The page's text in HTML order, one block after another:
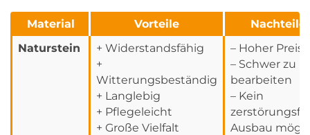
Material Vorteile
Nachteile
Naturstein
+ Widerstandsfähig
+
Witterungsbeständig
+ Langlebig
+ Pflegeleicht
+ Große Vielfalt
– Hoher Preis
– Schwer zu
bearbeiten
– Kein
Ausbau